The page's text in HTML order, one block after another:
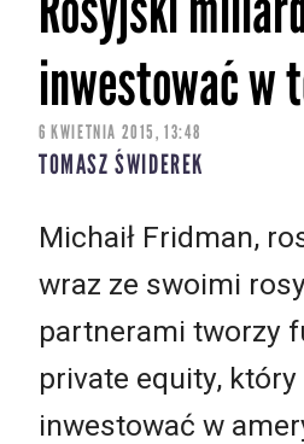
inwestować w
6 KWIETNIA 2015, 13:48
TOMASZ ŚWIDEREK
Michaił Fridman,
wraz ze swoimi
partnerami tworzy
private equity,
inwestować w